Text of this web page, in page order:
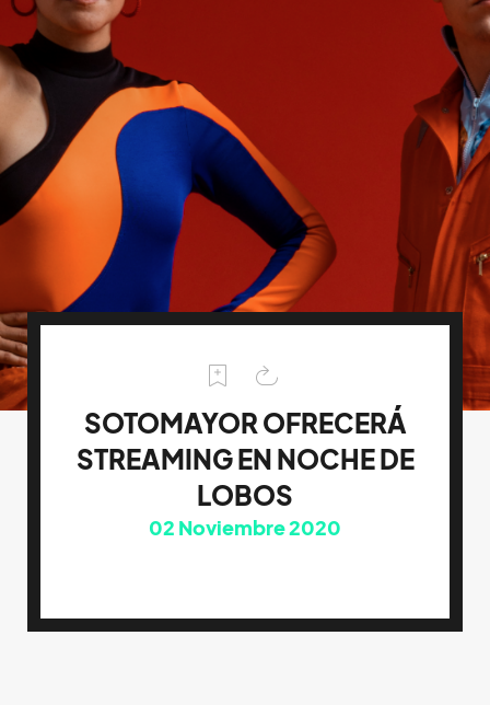
SOTOMAYOR OFRECERÁ
STREAMING EN NOCHE DE
LOBOS
02 Noviembre 2020